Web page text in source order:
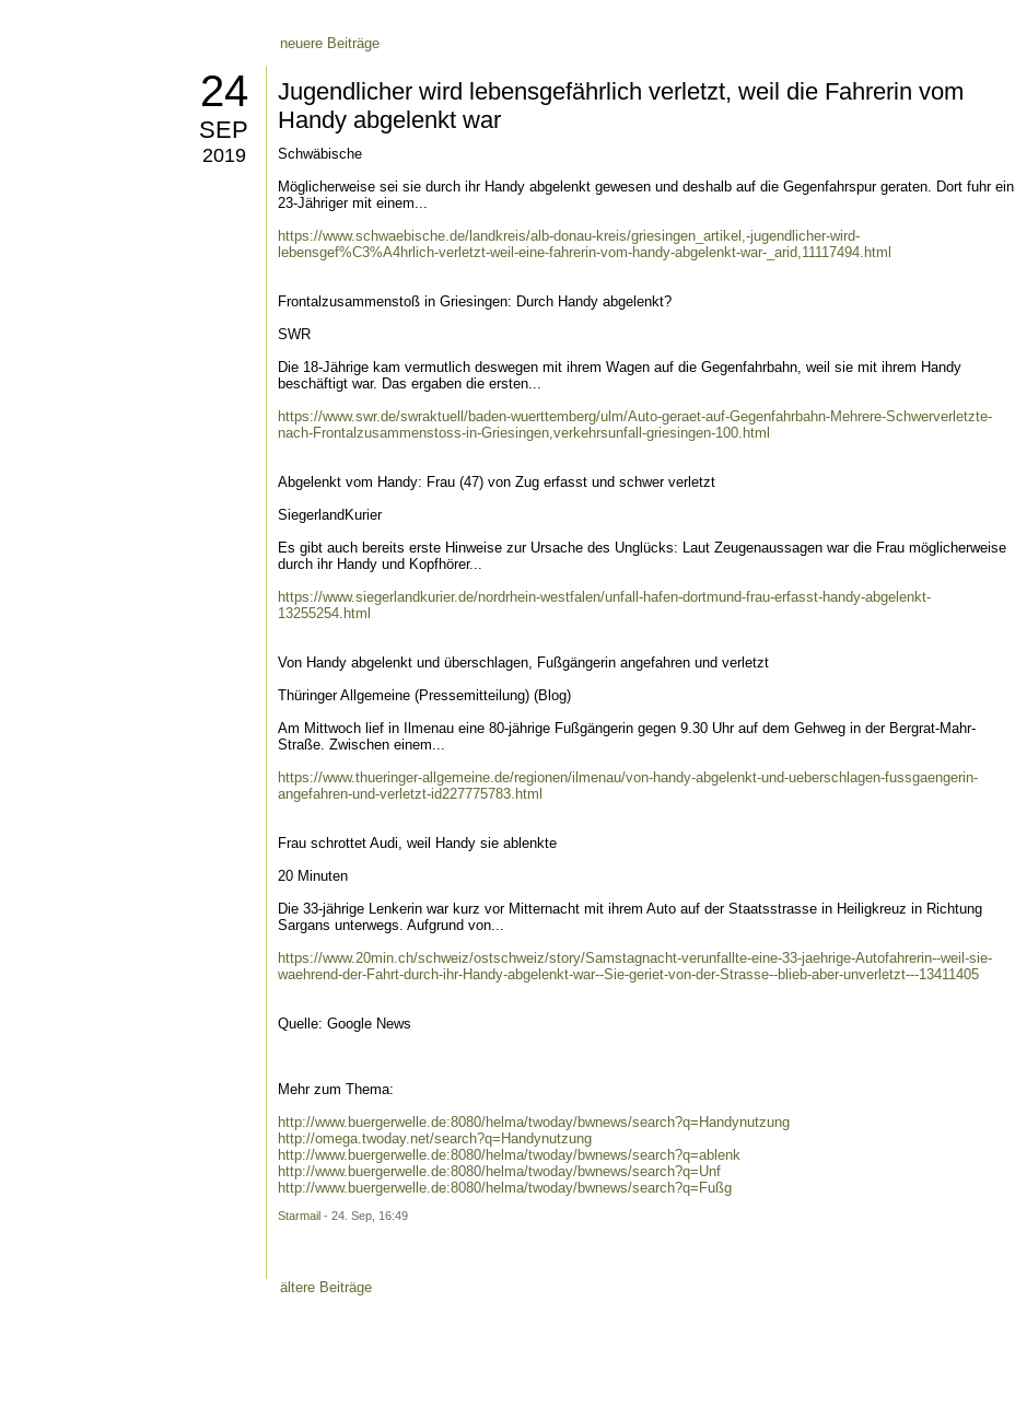
neuere Beiträge
24
SEP
2019
Jugendlicher wird lebensgefährlich verletzt, weil die Fahrerin vom
Handy abgelenkt war
Schwäbische
Möglicherweise sei sie durch ihr Handy abgelenkt gewesen und deshalb auf die Gegenfahrspur geraten. Dort fuhr ein
23-Jähriger mit einem...
https://www.schwaebische.de/landkreis/alb-donau-kreis/griesingen_artikel,-jugendlicher-wird-
lebensgef%C3%A4hrlich-verletzt-weil-eine-fahrerin-vom-handy-abgelenkt-war-_arid,11117494.html
Frontalzusammenstoß in Griesingen: Durch Handy abgelenkt?
SWR
Die 18-Jährige kam vermutlich deswegen mit ihrem Wagen auf die Gegenfahrbahn, weil sie mit ihrem Handy
beschäftigt war. Das ergaben die ersten...
https://www.swr.de/swraktuell/baden-wuerttemberg/ulm/Auto-geraet-auf-Gegenfahrbahn-Mehrere-Schwerverletzte-
nach-Frontalzusammenstoss-in-Griesingen,verkehrsunfall-griesingen-100.html
Abgelenkt vom Handy: Frau (47) von Zug erfasst und schwer verletzt
SiegerlandKurier
Es gibt auch bereits erste Hinweise zur Ursache des Unglücks: Laut Zeugenaussagen war die Frau möglicherweise
durch ihr Handy und Kopfhörer...
https://www.siegerlandkurier.de/nordrhein-westfalen/unfall-hafen-dortmund-frau-erfasst-handy-abgelenkt-
13255254.html
Von Handy abgelenkt und überschlagen, Fußgängerin angefahren und verletzt
Thüringer Allgemeine (Pressemitteilung) (Blog)
Am Mittwoch lief in Ilmenau eine 80-jährige Fußgängerin gegen 9.30 Uhr auf dem Gehweg in der Bergrat-Mahr-
Straße. Zwischen einem...
https://www.thueringer-allgemeine.de/regionen/ilmenau/von-handy-abgelenkt-und-ueberschlagen-fussgaengerin-
angefahren-und-verletzt-id227775783.html
Frau schrottet Audi, weil Handy sie ablenkte
20 Minuten
Die 33-jährige Lenkerin war kurz vor Mitternacht mit ihrem Auto auf der Staatsstrasse in Heiligkreuz in Richtung
Sargans unterwegs. Aufgrund von...
https://www.20min.ch/schweiz/ostschweiz/story/Samstagnacht-verunfallte-eine-33-jaehrige-Autofahrerin--weil-sie-
waehrend-der-Fahrt-durch-ihr-Handy-abgelenkt-war--Sie-geriet-von-der-Strasse--blieb-aber-unverletzt---13411405
Quelle: Google News
Mehr zum Thema:
http://www.buergerwelle.de:8080/helma/twoday/bwnews/search?q=Handynutzung
http://omega.twoday.net/search?q=Handynutzung
http://www.buergerwelle.de:8080/helma/twoday/bwnews/search?q=ablenk
http://www.buergerwelle.de:8080/helma/twoday/bwnews/search?q=Unf
http://www.buergerwelle.de:8080/helma/twoday/bwnews/search?q=Fußg
Starmail - 24. Sep, 16:49
ältere Beiträge